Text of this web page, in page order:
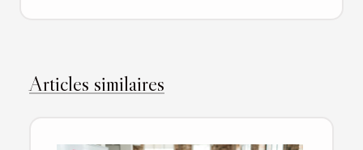
Articles similaires